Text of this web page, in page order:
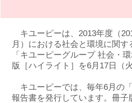
キユーピーは、2013年度（
月）における社会と環境に関
「キユーピーグループ 社会・
版［ハイライト］を6月17日（
キユーピーでは、毎年6月の
報告書を発行しています。冊